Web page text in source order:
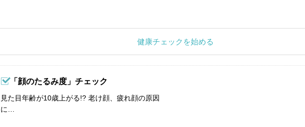
健康チェックを始める
「顔のたるみ度」チェック
見た目年齢が10歳上がる!? 老け顔、疲れ顔の原因
に…